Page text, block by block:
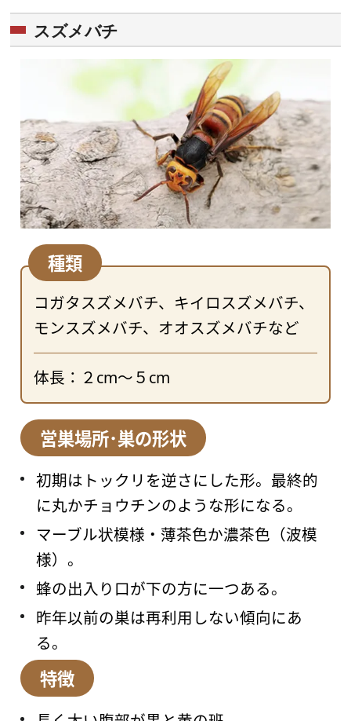
スズメバチ
種類
コガタスズメバチ、キイロスズメバチ、
モンスズメバチ、オオスズメバチなど
体長：２cm～５cm
営巣場所･巣の形状
初期はトックリを逆さにした形。最終的
に丸かチョウチンのような形になる。
マーブル状模様・薄茶色か濃茶色（波模
様）。
蜂の出入り口が下の方に一つある。
昨年以前の巣は再利用しない傾向にあ
る。
特徴